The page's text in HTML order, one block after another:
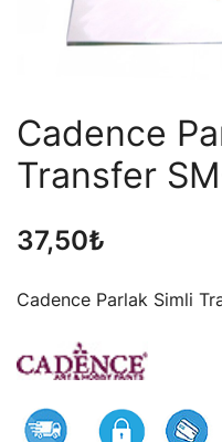
Cadence
Transfer
37,50₺
Cadence Parlak Simli